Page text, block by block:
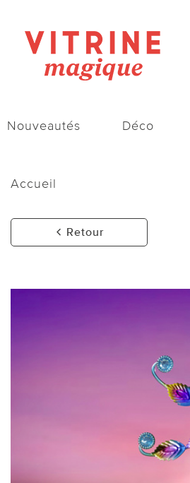
Nouveautés Déco
Accueil
Retour